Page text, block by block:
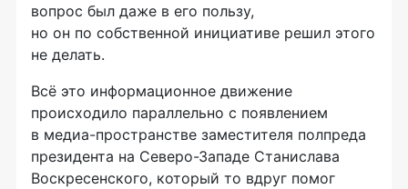
вопрос был даже в его пользу,
но он по собственной инициативе решил этого
не делать.
Всё это информационное движение
происходило параллельно с появлением
в медиа-пространстве заместителя полпреда
президента на Северо-Западе Станислава
Воскресенского, который то вдруг помог